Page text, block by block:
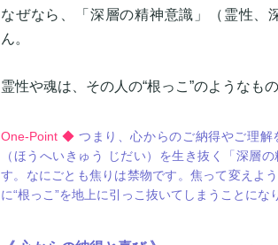
なぜなら、「深層の精神意識」（霊性、
ん。
霊性や魂は、その人の“根っこ”のようなも
One-Point ◆ つまり、心からのご納得やご理解
（ほうへいきゅう じだい）を生き抜く「深層
す。なにごとも焦りは禁物です。焦って変えよ
に“根っこ”を地上に引っこ抜いてしまうことにな